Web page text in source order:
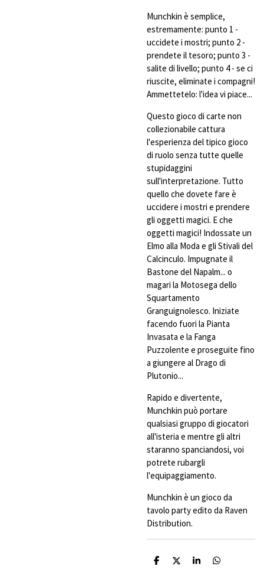
Munchkin è semplice,
estremamente: punto 1 -
uccidete i mostri; punto 2 -
prendete il tesoro; punto 3 -
salite di livello; punto 4 - se ci
riuscite, eliminate i compagni!
Ammettetelo: l'idea vi piace...
Questo gioco di carte non
collezionabile cattura
l'esperienza del tipico gioco
di ruolo senza tutte quelle
stupidaggini
sull'interpretazione. Tutto
quello che dovete fare è
uccidere i mostri e prendere
gli oggetti magici. E che
oggetti magici! Indossate un
Elmo alla Moda e gli Stivali del
Calcinculo. Impugnate il
Bastone del Napalm... o
magari la Motosega dello
Squartamento
Granguignolesco. Iniziate
facendo fuori la Pianta
Invasata e la Fanga
Puzzolente e proseguite fino
a giungere al Drago di
Plutonio...
Rapido e divertente,
Munchkin può portare
qualsiasi gruppo di giocatori
all'isteria e mentre gli altri
staranno spanciandosi, voi
potrete rubargli
l'equipaggiamento.
Munchkin è un gioco da
tavolo party edito da Raven
Distribution.
C
C
C
C